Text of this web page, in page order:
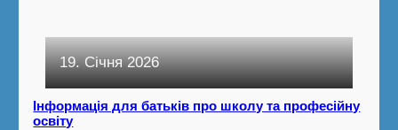
19. Січня 2026
Інформація для батьків про школу та професійну
освіту